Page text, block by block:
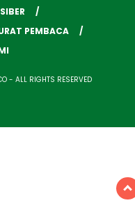
PEMBACA
- ALL RIGHTS RESERVED